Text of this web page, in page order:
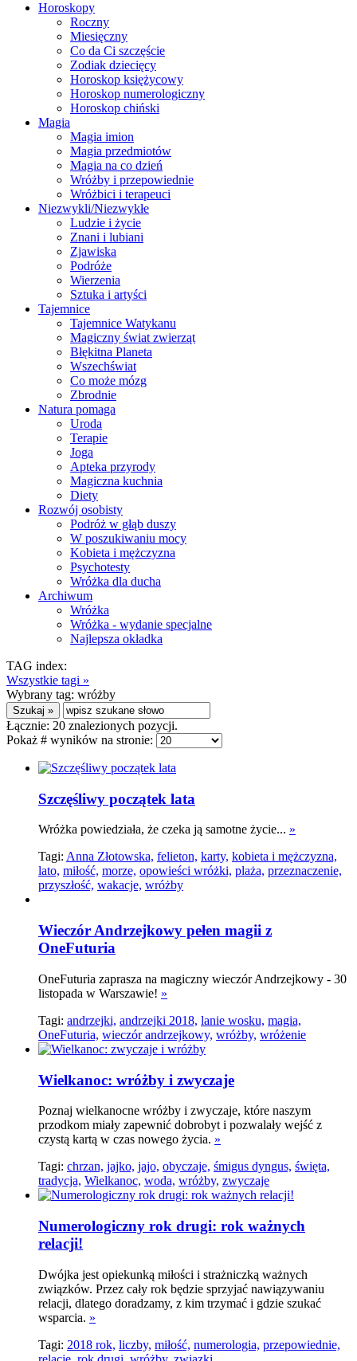
Horoskopy
Roczny
Miesięczny
Co da Ci szczęście
Zodiak dziecięcy
Horoskop księżycowy
Horoskop numerologiczny
Horoskop chiński
Magia
Magia imion
Magia przedmiotów
Magia na co dzień
Wróżby i przepowiednie
Wróżbici i terapeuci
Niezwykli/Niezwykłe
Ludzie i życie
Znani i lubiani
Zjawiska
Podróże
Wierzenia
Sztuka i artyści
Tajemnice
Tajemnice Watykanu
Magiczny świat zwierząt
Błękitna Planeta
Wszechświat
Co może mózg
Zbrodnie
Natura pomaga
Uroda
Terapie
Joga
Apteka przyrody
Magiczna kuchnia
Diety
Rozwój osobisty
Podróż w głąb duszy
W poszukiwaniu mocy
Kobieta i mężczyzna
Psychotesty
Wróżka dla ducha
Archiwum
Wróżka
Wróżka - wydanie specjalne
Najlepsza okładka
TAG index:
Wszystkie tagi »
Wybrany tag: wróżby
Łącznie: 20 znalezionych pozycji.
Pokaż # wyników na stronie:
Szczęśliwy początek lata
Wróżka powiedziała, że czeka ją samotne życie... »
Tagi: Anna Złotowska, felieton, karty, kobieta i mężczyzna,
lato, miłość, morze, opowieści wróżki, plaża, przeznaczenie,
przyszłość, wakacje, wróżby
Wieczór Andrzejkowy pełen magii z
OneFuturia
OneFuturia zaprasza na magiczny wieczór Andrzejkowy - 30
listopada w Warszawie! »
Tagi: andrzejki, andrzejki 2018, lanie wosku, magia,
OneFuturia, wieczór andrzejkowy, wróżby, wróżenie
Wielkanoc: wróżby i zwyczaje
Poznaj wielkanocne wróżby i zwyczaje, które naszym
przodkom miały zapewnić dobrobyt i pozwalały wejść z
czystą kartą w czas nowego życia. »
Tagi: chrzan, jajko, jajo, obyczaje, śmigus dyngus, święta,
tradycja, Wielkanoc, woda, wróżby, zwyczaje
Numerologiczny rok drugi: rok ważnych
relacji!
Dwójka jest opiekunką miłości i strażniczką ważnych
związków. Przez cały rok będzie sprzyjać nawiązywaniu
relacji, dlatego doradzamy, z kim trzymać i gdzie szukać
wsparcia. »
Tagi: 2018 rok, liczby, miłość, numerologia, przepowiednie,